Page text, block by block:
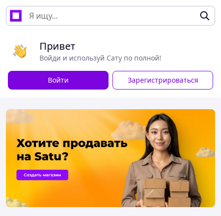
Привет
Войди и используй Сату по полной!
Войти Зарегистрироваться